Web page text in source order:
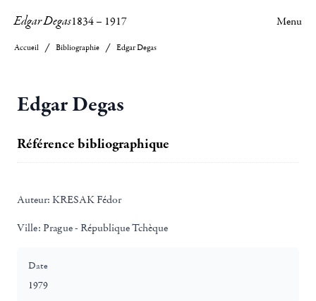
Edgar Degas1834– 1917 Menu
Accueil Bibliographie Edgar Degas
Edgar Degas
Référence bibliographique
Auteur: KRESAK Fédor
Ville: Prague - République Tchèque
Date
1979